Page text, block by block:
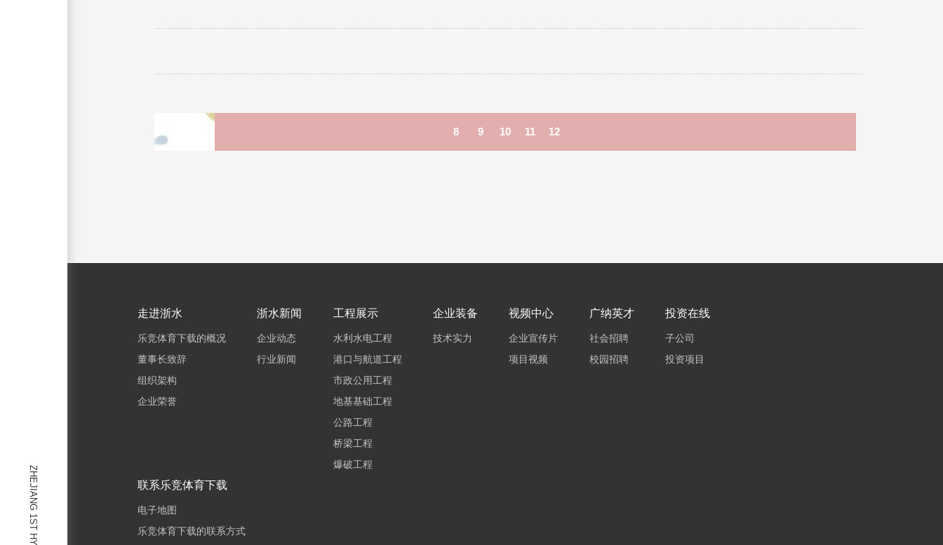
ZHEJIANG 1ST HYDRO
8 9 10 11 12
走进浙水
乐竞体育下载的概况
董事长致辞
组织架构
企业荣誉
浙水新闻
企业动态
行业新闻
工程展示
水利水电工程
港口与航道工程
市政公用工程
地基基础工程
公路工程
桥梁工程
爆破工程
企业装备
技术实力
视频中心
企业宣传片
项目视频
广纳英才
社会招聘
校园招聘
投资在线
子公司
投资项目
联系乐竞体育下载
电子地图
乐竞体育下载的联系方式